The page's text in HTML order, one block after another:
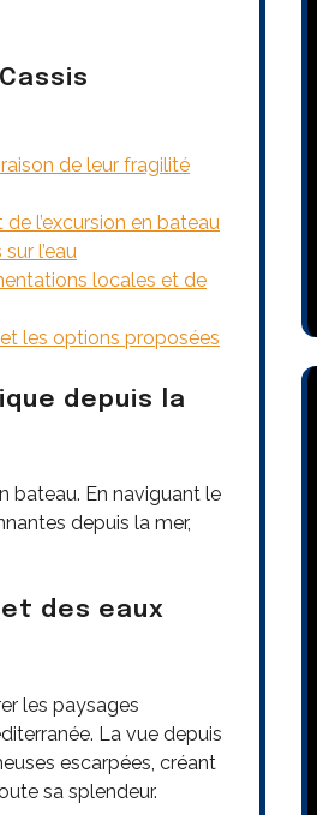
de leur fragilité
l’excursion en bateau
l’eau
locales et de
les options proposées
depuis la
bateau. En naviguant le
depuis la mer,
des eaux
les paysages
La vue depuis
escarpées, créant
sa splendeur.